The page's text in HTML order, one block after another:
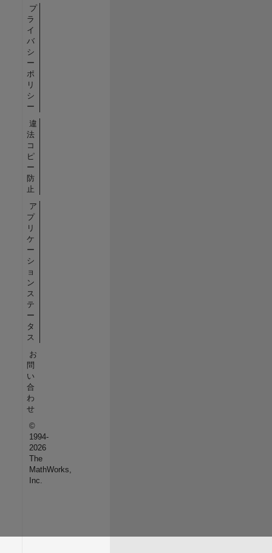
プ
ラ
イ
バ
シ
ー
ポ
リ
シ
ー
違
法
コ
ピ
ー
防
止
ア
プ
リ
ケ
ー
シ
ョ
ン
ス
テ
ー
タ
ス
お
問
い
合
わ
せ
©
1994-
2026
The
MathWorks,
Inc.